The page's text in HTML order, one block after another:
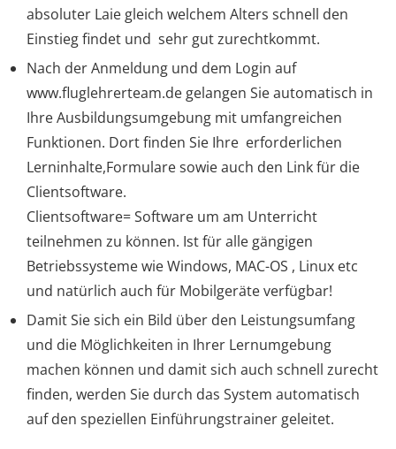
absoluter Laie gleich welchem Alters schnell den
Einstieg findet und sehr gut zurechtkommt.
Nach der Anmeldung und dem Login auf
www.fluglehrerteam.de gelangen Sie automatisch in
Ihre Ausbildungsumgebung mit umfangreichen
Funktionen. Dort finden Sie Ihre erforderlichen
Lerninhalte,Formulare sowie auch den Link für die
Clientsoftware.
Clientsoftware= Software um am Unterricht
teilnehmen zu können. Ist für alle gängigen
Betriebssysteme wie Windows, MAC-OS , Linux etc
und natürlich auch für Mobilgeräte verfügbar!
Damit Sie sich ein Bild über den Leistungsumfang
und die Möglichkeiten in Ihrer Lernumgebung
machen können und damit sich auch schnell zurecht
finden, werden Sie durch das System automatisch
auf den speziellen Einführungstrainer geleitet.